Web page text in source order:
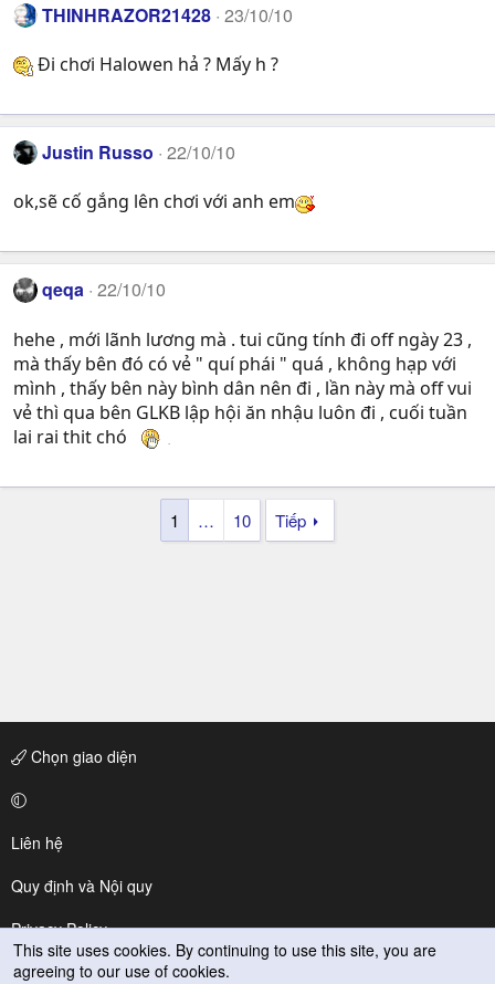
THINHRAZOR21428 23/10/10
Đi chơi Halowen hả ? Mấy h ?
Justin Russo 22/10/10
ok,sẽ cố gắng lên chơi với anh em
qeqa 22/10/10
hehe , mới lãnh lương mà . tui cũng tính đi off ngày 23 ,
mà thấy bên đó có vẻ " quí phái " quá , không hạp với
mình , thấy bên này bình dân nên đi , lần này mà off vui
vẻ thì qua bên GLKB lập hội ăn nhậu luôn đi , cuối tuần
lai rai thit chó
1 … 10 Tiếp
Chọn giao diện
Liên hệ
Quy định và Nội quy
Privacy Policy
Trợ giúp
This site uses cookies. By continuing to use this site, you are
agreeing to our use of cookies.